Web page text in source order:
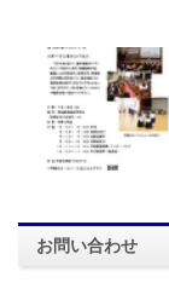
お問い合わせ